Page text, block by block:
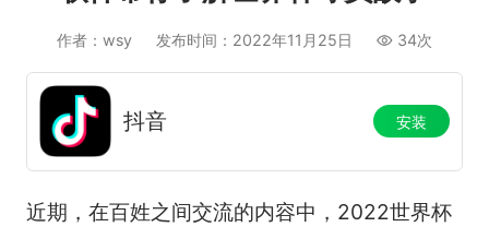
作者：wsy 发布时间：2022年11月25日 34次
抖音 安装
近期，在百姓之间交流的内容中，2022世界杯